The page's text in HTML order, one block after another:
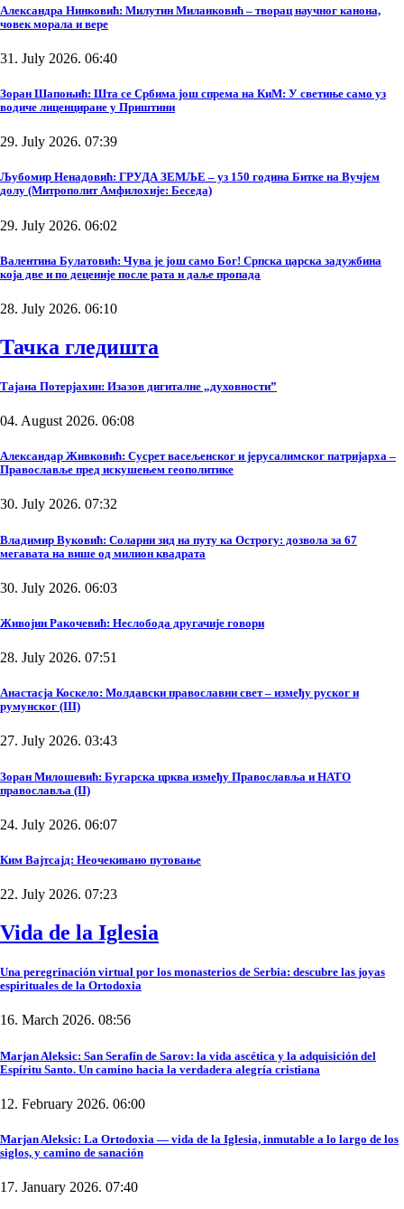
Александра Нинковић: Милутин Миланковић – творац научног канона,
човек морала и вере
31. July 2026. 06:40
Зоран Шапоњић: Шта се Србима још спрема на КиМ: У светиње само уз
водиче лиценциране у Приштини
29. July 2026. 07:39
Љубомир Ненадовић: ГРУДА ЗЕМЉЕ – уз 150 година Битке на Вучјем
долу (Митрополит Амфилохије: Беседа)
29. July 2026. 06:02
Валентина Булатовић: Чува је још само Бог! Српска царска задужбина
која две и по деценије после рата и даље пропада
28. July 2026. 06:10
Тачка гледишта
Тајана Потерјахин: Изазов дигиталне „духовности”
04. August 2026. 06:08
Александар Живковић: Сусрет васељенског и јерусалимског патријарха –
Православље пред искушењем геополитике
30. July 2026. 07:32
Владимир Вуковић: Соларни зид на путу ка Острогу: дозвола за 67
мегавата на више од милион квадрата
30. July 2026. 06:03
Живојин Ракочевић: Неслобода другачије говори
28. July 2026. 07:51
Анастасја Коскело: Молдавски православни свет – између руског и
румунског (III)
27. July 2026. 03:43
Зоран Милошевић: Бугарска црква између Православља и НАТО
православља (II)
24. July 2026. 06:07
Ким Вајтсајд: Неочекивано путовање
22. July 2026. 07:23
Vida de la Iglesia
Una peregrinación virtual por los monasterios de Serbia: descubre las joyas
espirituales de la Ortodoxia
16. March 2026. 08:56
Marjan Aleksic: San Serafín de Sarov: la vida ascética y la adquisición del
Espíritu Santo. Un camino hacia la verdadera alegría cristiana
12. February 2026. 06:00
Marjan Aleksic: La Ortodoxia — vida de la Iglesia, inmutable a lo largo de los
siglos, y camino de sanación
17. January 2026. 07:40